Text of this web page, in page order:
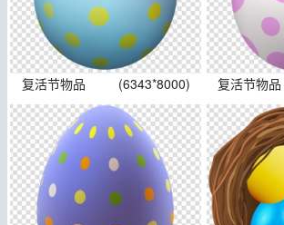
复活节物品 (6343*8000) 复活节物品